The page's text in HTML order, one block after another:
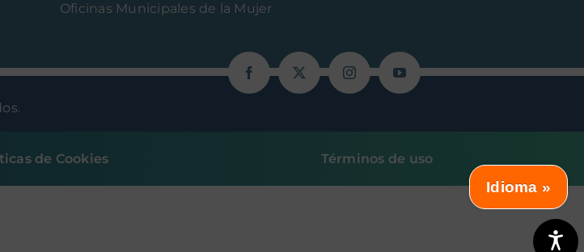
Oficinas Municipales de la Mujer
de Cookies Términos de uso
Idioma »